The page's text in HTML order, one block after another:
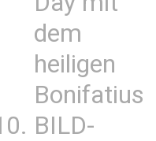
dem
heiligen
Bonifatius
BILD-